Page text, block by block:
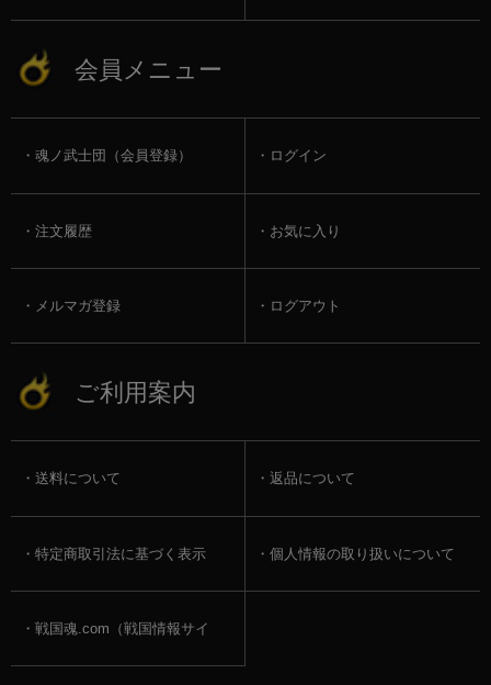
会員メニュー
魂ノ武士団（会員登録） ログイン
注文履歴 お気に入り
メルマガ登録 ログアウト
ご利用案内
送料について 返品について
特定商取引法に基づく表示 個人情報の取り扱いについて
戦国魂.com（戦国情報サイ